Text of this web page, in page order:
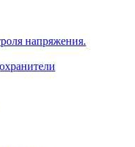
напряжения.